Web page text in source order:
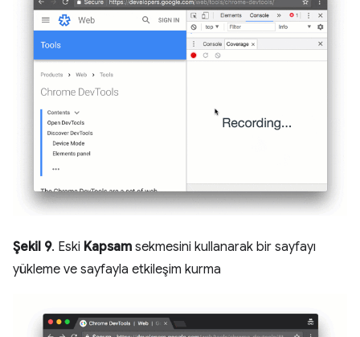
Şekil 9. Eski Kapsam sekmesini kullanarak bir sayfayı
yükleme ve sayfayla etkileşim kurma